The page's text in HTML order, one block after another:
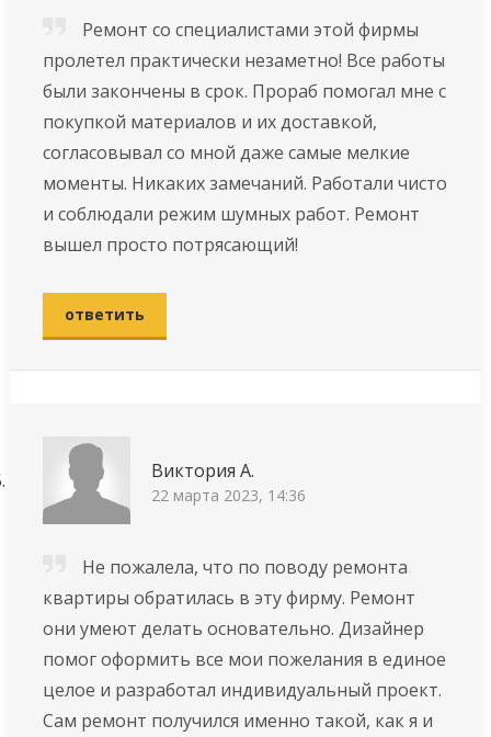
Ремонт со специалистами этой фирмы
пролетел практически незаметно! Все работы
были закончены в срок. Прораб помогал мне с
покупкой материалов и их доставкой,
согласовывал со мной даже самые мелкие
моменты. Никаких замечаний. Работали чисто
и соблюдали режим шумных работ. Ремонт
вышел просто потрясающий!
ответить
Виктория А.
22 марта 2023, 14:36
Не пожалела, что по поводу ремонта
квартиры обратилась в эту фирму. Ремонт
они умеют делать основательно. Дизайнер
помог оформить все мои пожелания в единое
целое и разработал индивидуальный проект.
Сам ремонт получился именно такой, как я и